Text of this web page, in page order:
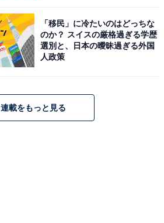
「移民」に冷たいのはどっちな
のか？ スイスの厳格過ぎる学歴
選別と、日本の曖昧過ぎる外国
人政策
連載をもっと見る